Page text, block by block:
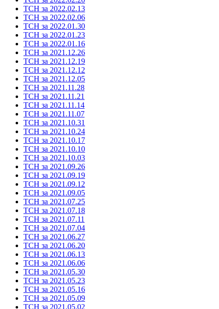
ТСН за 2022.02.13
ТСН за 2022.02.06
ТСН за 2022.01.30
ТСН за 2022.01.23
ТСН за 2022.01.16
ТСН за 2021.12.26
ТСН за 2021.12.19
ТСН за 2021.12.12
ТСН за 2021.12.05
ТСН за 2021.11.28
ТСН за 2021.11.21
ТСН за 2021.11.14
ТСН за 2021.11.07
ТСН за 2021.10.31
ТСН за 2021.10.24
ТСН за 2021.10.17
ТСН за 2021.10.10
ТСН за 2021.10.03
ТСН за 2021.09.26
ТСН за 2021.09.19
ТСН за 2021.09.12
ТСН за 2021.09.05
ТСН за 2021.07.25
ТСН за 2021.07.18
ТСН за 2021.07.11
ТСН за 2021.07.04
ТСН за 2021.06.27
ТСН за 2021.06.20
ТСН за 2021.06.13
ТСН за 2021.06.06
ТСН за 2021.05.30
ТСН за 2021.05.23
ТСН за 2021.05.16
ТСН за 2021.05.09
ТСН за 2021.05.02